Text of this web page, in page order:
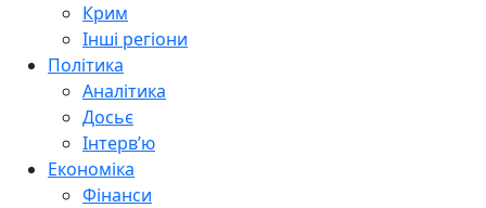
Крим
Інші регіони
Політика
Аналітика
Досьє
Інтерв’ю
Економіка
Фінанси